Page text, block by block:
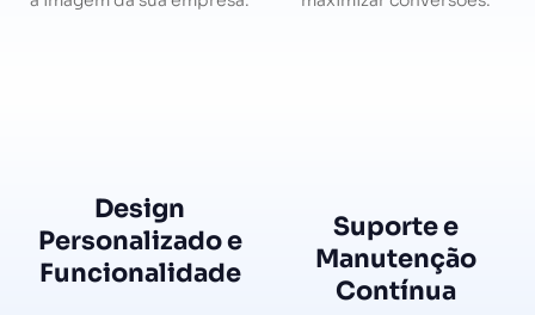
Design
Personalizado e
Funcionalidade
Suporte e
Manutenção
Contínua